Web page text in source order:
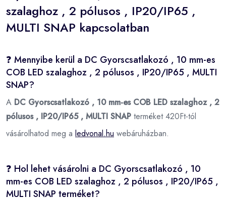
szalaghoz , 2 pólusos , IP20/IP65 ,
MULTI SNAP kapcsolatban
❓ Mennyibe kerül a DC Gyorscsatlakozó , 10 mm-es
COB LED szalaghoz , 2 pólusos , IP20/IP65 , MULTI
SNAP?
A DC Gyorscsatlakozó , 10 mm-es COB LED szalaghoz , 2
pólusos , IP20/IP65 , MULTI SNAP terméket 420Ft-tól
vásárolhatod meg a ledvonal.hu webáruházban.
❓ Hol lehet vásárolni a DC Gyorscsatlakozó , 10
mm-es COB LED szalaghoz , 2 pólusos , IP20/IP65 ,
MULTI SNAP terméket?